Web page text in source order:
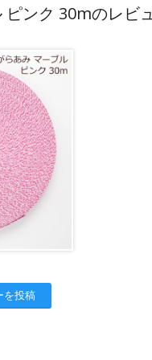
ンク 30mのレビ
を投稿